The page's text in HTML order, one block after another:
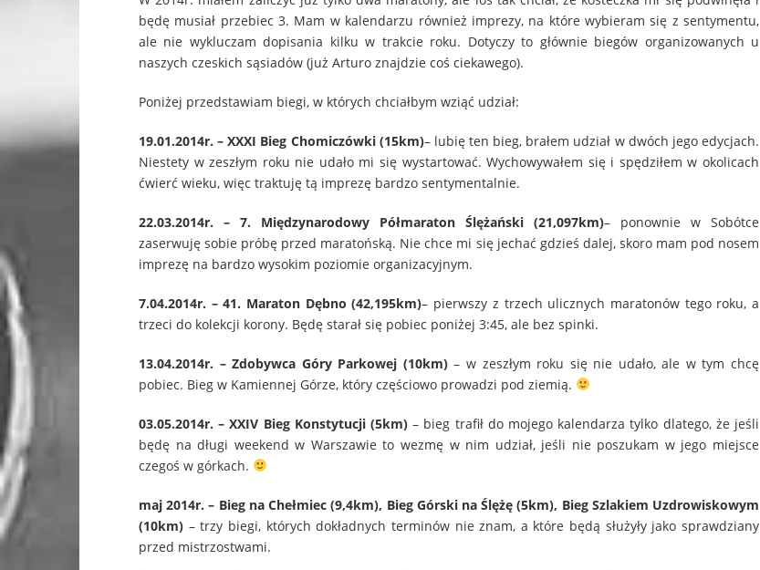
będę musiał przebiec 3. Mam w kalendarzu również imprezy, na które wybieram się z sentymentu,
ale nie wykluczam dopisania kilku w trakcie roku. Dotyczy to głównie biegów organizowanych u
naszych czeskich sąsiadów (już Arturo znajdzie coś ciekawego).
Poniżej przedstawiam biegi, w których chciałbym wziąć udział:
19.01.2014r. – XXXI Bieg Chomiczówki (15km)– lubię ten bieg, brałem udział w dwóch jego edycjach.
Niestety w zeszłym roku nie udało mi się wystartować. Wychowywałem się i spędziłem w okolicach
ćwierć wieku, więc traktuję tą imprezę bardzo sentymentalnie.
22.03.2014r. – 7. Międzynarodowy Półmaraton Ślężański (21,097km)– ponownie w Sobótce
zaserwuję sobie próbę przed maratońską. Nie chce mi się jechać gdzieś dalej, skoro mam pod nosem
imprezę na bardzo wysokim poziomie organizacyjnym.
7.04.2014r. – 41. Maraton Dębno (42,195km)– pierwszy z trzech ulicznych maratonów tego roku, a
trzeci do kolekcji korony. Będę starał się pobiec poniżej 3:45, ale bez spinki.
13.04.2014r. – Zdobywca Góry Parkowej (10km)– w zeszłym roku się nie udało, ale w tym chcę
pobiec. Bieg w Kamiennej Górze, który częściowo prowadzi pod ziemią.
03.05.2014r. – XXIV Bieg Konstytucji (5km) – bieg trafił do mojego kalendarza tylko dlatego, że jeśli
będę na długi weekend w Warszawie to wezmę w nim udział, jeśli nie poszukam w jego miejsce
czegoś w górkach.
maj 2014r. – Bieg na Chełmiec (9,4km), Bieg Górski na Ślężę (5km), Bieg Szlakiem Uzdrowiskowym
(10km) – trzy biegi, których dokładnych terminów nie znam, a które będą służyły jako sprawdziany
przed mistrzostwami.